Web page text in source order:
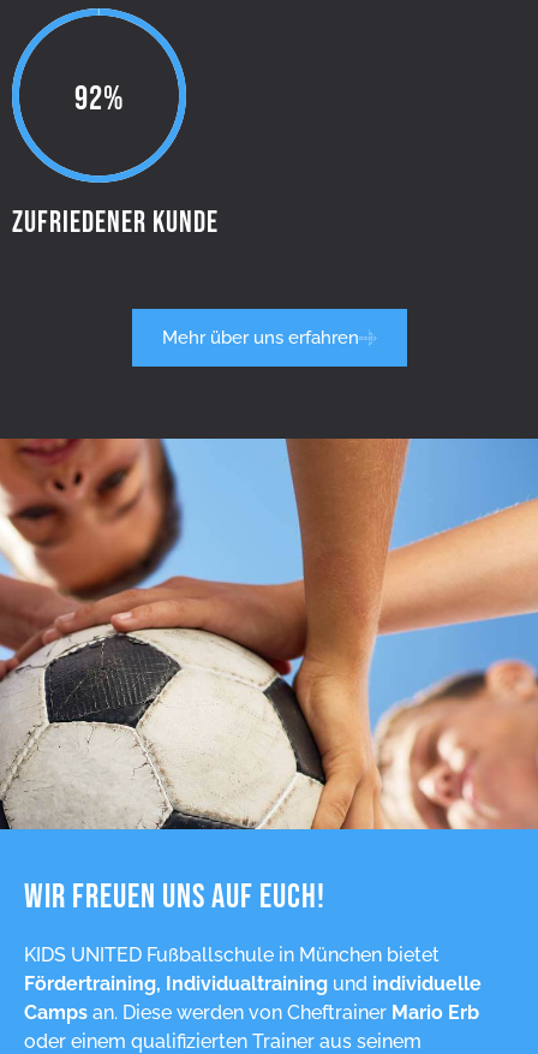
100%
Zufriedener Kunde
Mehr über uns erfahren
Wir freuen uns auf Euch!
KIDS UNITED Fußballschule in München bietet
Fördertraining, Individualtraining und individuelle
Camps an. Diese werden von Cheftrainer Mario Erb
oder einem qualifizierten Trainer aus seinem